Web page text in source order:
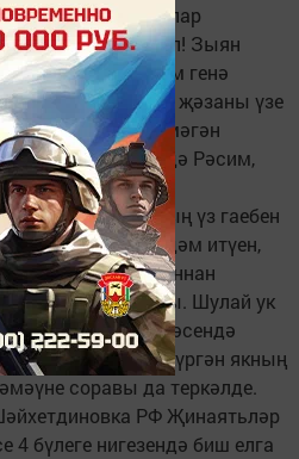
мәктәптәге уңышлар
ата алмый шул! Зыян
бертуганы Рәсим генә
булмый, Ходай җәзаны үзе
ихластан үкенмәгән
каешы! – диде дә Рәсим,
Айбулат
суд аның үз гаебен
тикшерүдә ярдәм итүен,
эш урыныннан
да исәпкә алды. Шулай ук
операция нәтиҗәсендә
булуы, зыян күргән якның
соравы да теркәлде.
РФ Җинаятьләр
бүлеге нигезендә биш елга